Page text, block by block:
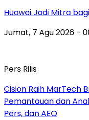
Huawei Jadi Mitra
Jumat, 7 Agu 2026 -
Pers Rilis
Cision Raih MarTech
Pemantauan dan
Pers, dan AEO